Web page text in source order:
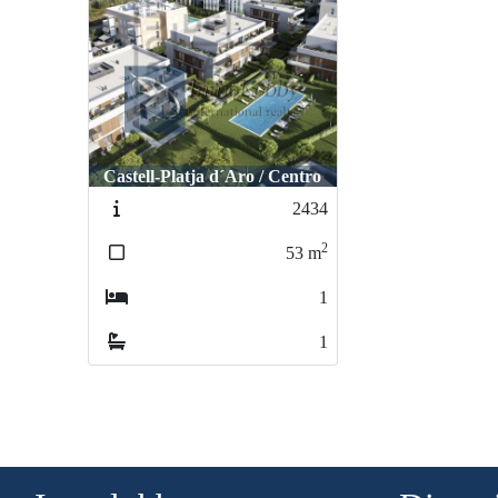
Castell-Platja d´Aro / Centro
2434
53 m2
1
1